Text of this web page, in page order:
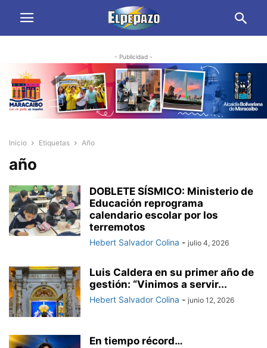
- Publicidad -
Inicio Etiquetas Año
año
DOBLETE SÍSMICO: Ministerio de
Educación reprograma
calendario escolar por los
terremotos
Hebert Salvador Colina - julio 4, 2026
Luis Caldera en su primer año de
gestión: “Vinimos a servir...
Hebert Salvador Colina - junio 12, 2026
En tiempo récord…